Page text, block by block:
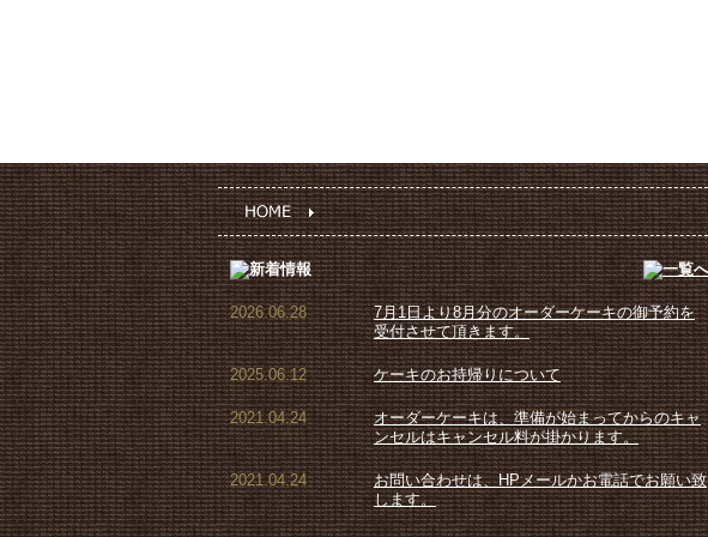
2026.06.28
7月1日より8月分のオーダーケーキの御予約を
受付させて頂きます。
2025.06.12 ケーキのお持帰りについて
2021.04.24
オーダーケーキは、準備が始まってからのキャ
ンセルはキャンセル料が掛かります。
2021.04.24
お問い合わせは、HPメールかお電話でお願い致
します。